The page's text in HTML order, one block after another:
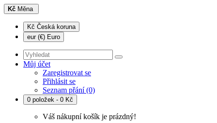
Kč Měna
Kč Česká koruna
eur (€) Euro
Můj účet
Zaregistrovat se
Přihlásit se
Seznam přání (0)
0 položek - 0 Kč
Váš nákupní košík je prázdný!